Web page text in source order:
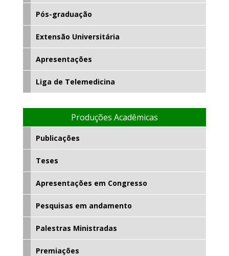
Pós-graduação
Extensão Universitária
Apresentações
Liga de Telemedicina
Produções Acadêmicas
Publicações
Teses
Apresentações em Congresso
Pesquisas em andamento
Palestras Ministradas
Premiações